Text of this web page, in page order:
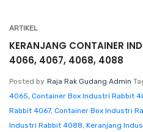
ARTIKEL
KERANJANG CONTAINER
4066, 4067, 4068, 4088
Posted by Raja Rak Gudang Admin
4065, Container Box Industri Rabbit
Rabbit 4067, Container Box Industri
Industri Rabbit 4088, Keranjang